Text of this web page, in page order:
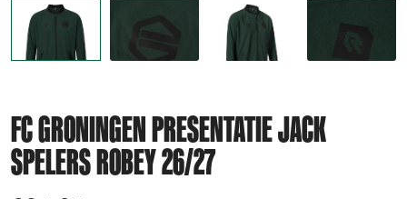
FC GRONINGEN PRESENTATIE JACK
SPELERS ROBEY 26/27